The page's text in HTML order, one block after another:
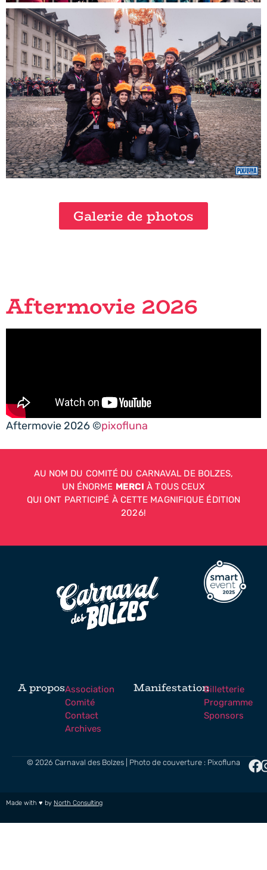
Galerie de photos
Aftermovie 2026
Aftermovie 2026 ©pixofluna
AU NOM DU COMITÉ DU CARNAVAL DE BOLZES,
UN ÉNORME MERCI À TOUS CEUX
QUI ONT PARTICIPÉ À CETTE MAGNIFIQUE ÉDITION
2026!
A proposAssociation
Comité
Contact
Archives
ManifestationBilletterie
Programme
Sponsors
© 2026 Carnaval des Bolzes | Photo de couverture : Pixofluna
Made with ♥ by North Consulting